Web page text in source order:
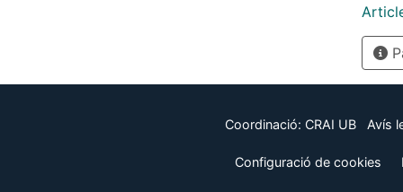
Coordinació: CRAI UB Avís
Configuració de cookies